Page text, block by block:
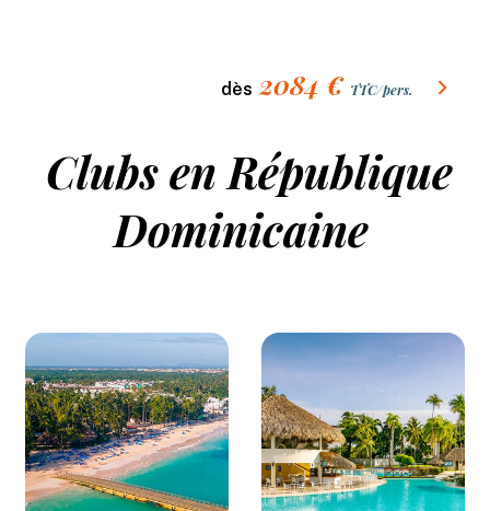
dès 2084 € TTC/pers.
Clubs en République
Dominicaine